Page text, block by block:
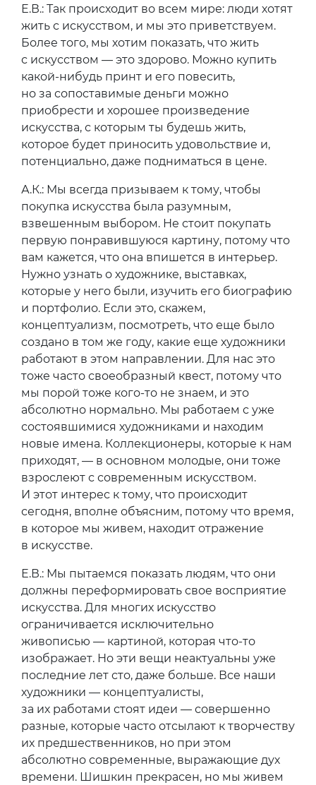
Е.В.: Так происходит во всем мире: люди хотят
жить с искусством, и мы это приветствуем.
Более того, мы хотим показать, что жить
с искусством — это здорово. Можно купить
какой-нибудь принт и его повесить,
но за сопоставимые деньги можно
приобрести и хорошее произведение
искусства, с которым ты будешь жить,
которое будет приносить удовольствие и,
потенциально, даже подниматься в цене.
А.К.: Мы всегда призываем к тому, чтобы
покупка искусства была разумным,
взвешенным выбором. Не стоит покупать
первую понравившуюся картину, потому что
вам кажется, что она впишется в интерьер.
Нужно узнать о художнике, выставках,
которые у него были, изучить его биографию
и портфолио. Если это, скажем,
концептуализм, посмотреть, что еще было
создано в том же году, какие еще художники
работают в этом направлении. Для нас это
тоже часто своеобразный квест, потому что
мы порой тоже кого-то не знаем, и это
абсолютно нормально. Мы работаем с уже
состоявшимися художниками и находим
новые имена. Коллекционеры, которые к нам
приходят, — в основном молодые, они тоже
взрослеют с современным искусством.
И этот интерес к тому, что происходит
сегодня, вполне объясним, потому что время,
в которое мы живем, находит отражение
в искусстве.
Е.В.: Мы пытаемся показать людям, что они
должны переформировать свое восприятие
искусства. Для многих искусство
ограничивается исключительно
живописью — картиной, которая что-то
изображает. Но эти вещи неактуальны уже
последние лет сто, даже больше. Все наши
художники — концептуалисты,
за их работами стоят идеи — совершенно
разные, которые часто отсылают к творчеству
их предшественников, но при этом
абсолютно современные, выражающие дух
времени. Шишкин прекрасен, но мы живем